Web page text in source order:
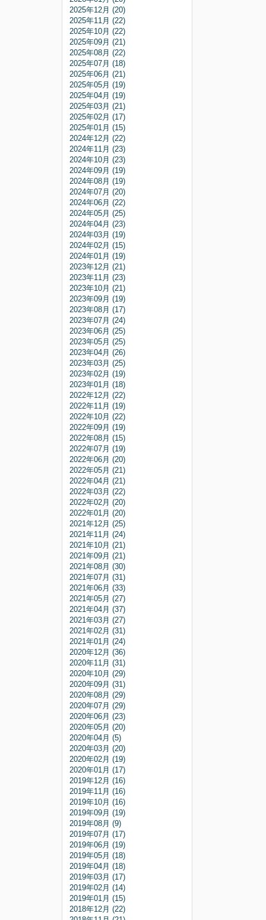
2025年12月 (20)
2025年11月 (22)
2025年10月 (22)
2025年09月 (21)
2025年08月 (22)
2025年07月 (18)
2025年06月 (21)
2025年05月 (19)
2025年04月 (19)
2025年03月 (21)
2025年02月 (17)
2025年01月 (15)
2024年12月 (22)
2024年11月 (23)
2024年10月 (23)
2024年09月 (19)
2024年08月 (19)
2024年07月 (20)
2024年06月 (22)
2024年05月 (25)
2024年04月 (23)
2024年03月 (19)
2024年02月 (15)
2024年01月 (19)
2023年12月 (21)
2023年11月 (23)
2023年10月 (21)
2023年09月 (19)
2023年08月 (17)
2023年07月 (24)
2023年06月 (25)
2023年05月 (25)
2023年04月 (26)
2023年03月 (25)
2023年02月 (19)
2023年01月 (18)
2022年12月 (22)
2022年11月 (19)
2022年10月 (22)
2022年09月 (19)
2022年08月 (15)
2022年07月 (19)
2022年06月 (20)
2022年05月 (21)
2022年04月 (21)
2022年03月 (22)
2022年02月 (20)
2022年01月 (20)
2021年12月 (25)
2021年11月 (24)
2021年10月 (21)
2021年09月 (21)
2021年08月 (30)
2021年07月 (31)
2021年06月 (33)
2021年05月 (27)
2021年04月 (37)
2021年03月 (27)
2021年02月 (31)
2021年01月 (24)
2020年12月 (36)
2020年11月 (31)
2020年10月 (29)
2020年09月 (31)
2020年08月 (29)
2020年07月 (29)
2020年06月 (23)
2020年05月 (20)
2020年04月 (5)
2020年03月 (20)
2020年02月 (19)
2020年01月 (17)
2019年12月 (16)
2019年11月 (16)
2019年10月 (16)
2019年09月 (19)
2019年08月 (9)
2019年07月 (17)
2019年06月 (19)
2019年05月 (18)
2019年04月 (18)
2019年03月 (17)
2019年02月 (14)
2019年01月 (15)
2018年12月 (22)